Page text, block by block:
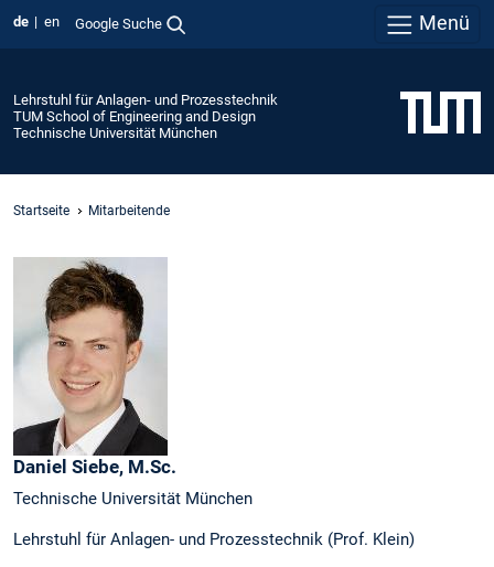
de en Google Suche Menü
Lehrstuhl für Anlagen- und Prozesstechnik
TUM School of Engineering and Design
Technische Universität München
Startseite Mitarbeitende
Daniel Siebe, M.Sc.
Technische Universität München
Lehrstuhl für Anlagen- und Prozesstechnik (Prof. Klein)